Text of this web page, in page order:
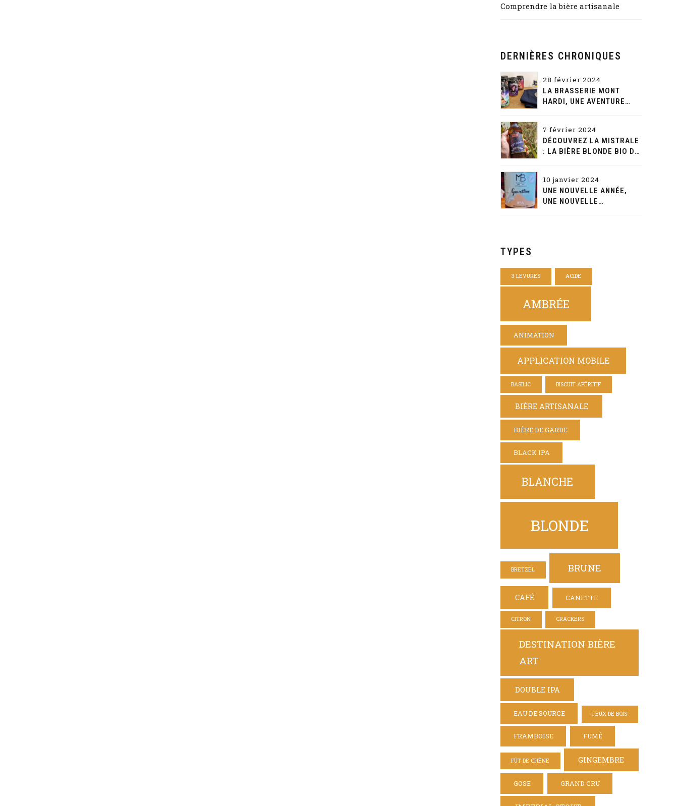
Comprendre la bière artisanale
DERNIÈRES CHRONIQUES
28 février 2024
LA BRASSERIE MONT
HARDI, UNE AVENTURE
7 février 2024
DÉCOUVREZ LA MISTRALE
: LA BIÈRE BLONDE BIO DE
10 janvier 2024
UNE NOUVELLE ANNÉE,
UNE NOUVELLE
TYPES
3 LEVURES ACIDE
AMBRÉE
ANIMATION
APPLICATION MOBILE
BASILIC BISCUIT APÉRITIF
BIÈRE ARTISANALE
BIÈRE DE GARDE
BLACK IPA
BLANCHE
BLONDE
BRETZEL BRUNE
CAFÉ CANETTE
CITRON CRACKERS
DESTINATION BIÈRE
ART
DOUBLE IPA
EAU DE SOURCE FEUX DE BOIS
FRAMBOISE FUMÉ
FÛT DE CHÊNE GINGEMBRE
GOSE GRAND CRU